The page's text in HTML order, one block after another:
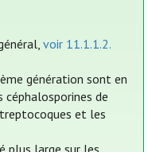
voir 11.1.1.2.
génération sont en
de
et les
plus large sur les